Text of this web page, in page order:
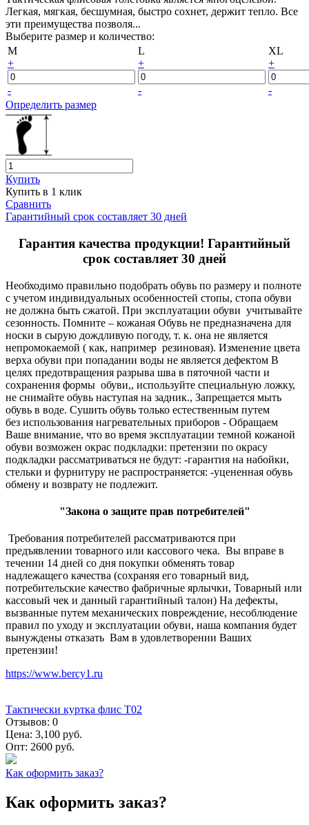
Легкая, мягкая, бесшумная, быстро сохнет, держит тепло. Все
эти преимущества позволя...
Выберите размер и количество:
M
+
-
L
+
-
XL
+
-
Определить размер
Купить
Купить в 1 клик
Сравнить
Гарантийный срок составляет 30 дней
Гарантия качества продукции! Гарантийный
срок составляет 30 дней
Необходимо правильно подобрать обувь по размеру и полноте
с учетом индивидуальных особенностей стопы, стопа обуви
не должна быть сжатой. При эксплуатации обуви учитывайте
сезонность. Помните – кожаная Обувь не предназначена для
носки в сырую дождливую погоду, т. к. она не является
непромокаемой ( как, например резиновая). Изменение цвета
верха обуви при попадании воды не является дефектом В
целях предотвращения разрыва шва в пяточной части и
сохранения формы обуви,, используйте специальную ложку,
не снимайте обувь наступая на задник., Запрещается мыть
обувь в воде. Сушить обувь только естественным путем
без использования нагревательных приборов - Обращаем
Ваше внимание, что во время эксплуатации темной кожаной
обуви возможен окрас подкладки: претензии по окрасу
подкладки рассматриваться не будут: -гарантия на набойки,
стельки и фурнитуру не распространяется: -уцененная обувь
обмену и возврату не подлежит.
"Закона о защите прав потребителей"
Требования потребителей рассматриваются при
предъявлении товарного или кассового чека. Вы вправе в
течении 14 дней со дня покупки обменять товар
надлежащего качества (сохраняя его товарный вид,
потребительские качество фабричные ярлычки, Товарный или
кассовый чек и данный гарантийный талон) На дефекты,
вызванные путем механических повреждение, несоблюдение
правил по уходу и эксплуатации обуви, наша компания будет
вынуждены отказать Вам в удовлетворении Ваших
претензии!
https://www.bercy1.ru
Тактически куртка флис Т02
Отзывов: 0
Цена: 3,100 руб.
Опт: 2600 руб.
Как оформить заказ?
Как оформить заказ?